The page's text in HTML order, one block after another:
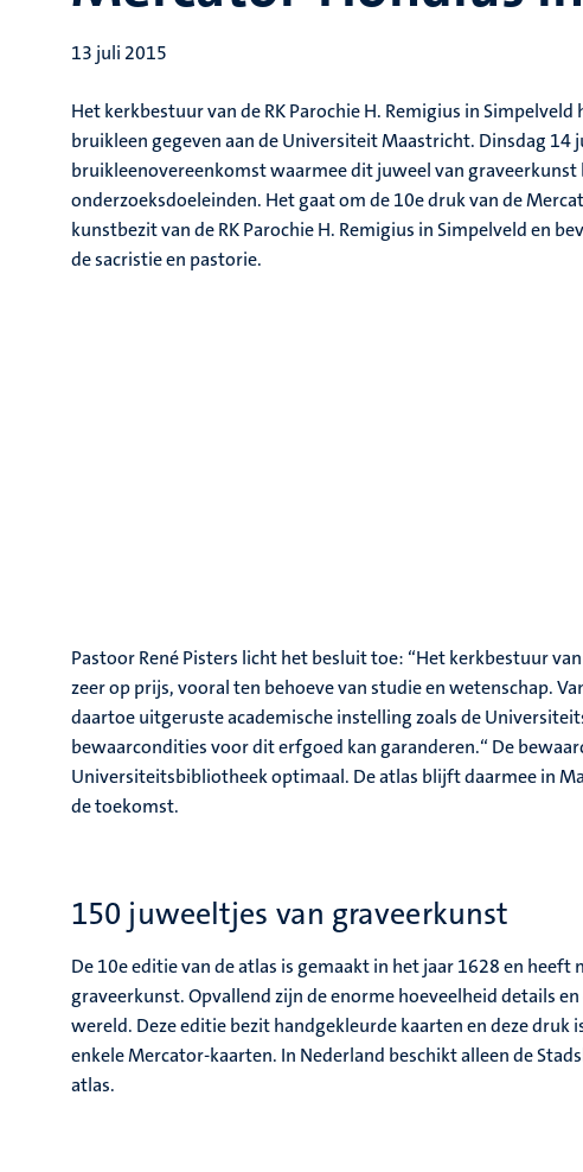
13 juli 2015
Het kerkbestuur van de RK Parochie H. Remigius in
bruikleen gegeven aan de Universiteit Maastricht. Dinsdag
bruikleenovereenkomst waarmee dit juweel van
onderzoeksdoeleinden. Het gaat om de 10e druk van de
kunstbezit van de RK Parochie H. Remigius in Simpelveld en
de sacristie en pastorie.
Pastoor René Pisters licht het besluit toe: “Het kerkbestuur
zeer op prijs, vooral ten behoeve van studie en wetenschap.
daartoe uitgeruste academische instelling zoals de
bewaarcondities voor dit erfgoed kan garanderen.“ De
Universiteitsbibliotheek optimaal. De atlas blijft daarmee in
de toekomst.
150 juweeltjes van graveerkunst
De 10e editie van de atlas is gemaakt in het jaar 1628 en
graveerkunst. Opvallend zijn de enorme hoeveelheid details
wereld. Deze editie bezit handgekleurde kaarten en deze
enkele Mercator-kaarten. In Nederland beschikt alleen de
atlas.